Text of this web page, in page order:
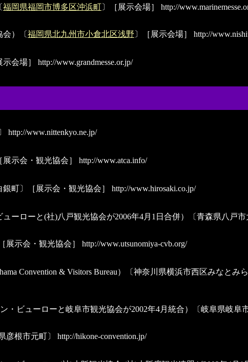
福岡県福岡市博多区沖浜町〕［展示会場］ http://
会）〔福岡県北九州市小倉北区浅野 〕［展示会場］ http://
示会場］ http://www.grandmesse.or.jp/
http://www.nittenkyo.ne.jp/
示会・観光協会］ http://www.atca.info/
銀町〕［展示会・観光協会］ http://www.hirosaki.co.jp/
ューローと(社)八戸観光協会が2006年4月1日合併）〔青森県八戸
展示会・観光協会］ http://www.utsunomiya-cvb.org/
Convention & Visitors Bureau）〔神奈川県横浜市西区みなと
・ビューローと岐阜市観光協会が2002年4月統合）〔岐阜県岐阜
彦根市元町〕 http://hikone-convention.jp/